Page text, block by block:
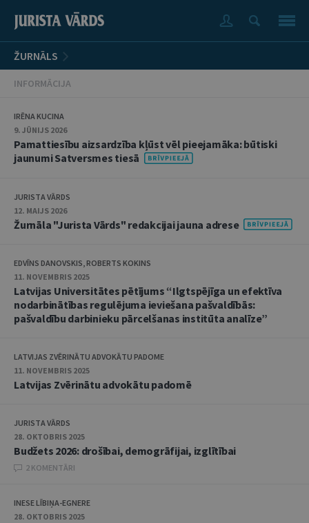
ŽURNĀLS
INFORMĀCIJA
IRĒNA KUCINA
9. JŪNIJS 2026
Pamattiesību aizsardzība kļūst vēl pieejamāka: būtiski
jaunumi Satversmes tiesā
JURISTA VĀRDS
12. MAIJS 2026
Žurnāla "Jurista Vārds" redakcijai jauna adrese
EDVĪNS DANOVSKIS, ROBERTS KOKINS
11. NOVEMBRIS 2025
Latvijas Universitātes pētījums “Ilgtspējīga un efektīva
nodarbinātības regulējuma ieviešana pašvaldībās:
pašvaldību darbinieku pārcelšanas institūta analīze”
LATVIJAS ZVĒRINĀTU ADVOKĀTU PADOME
11. NOVEMBRIS 2025
Latvijas Zvērinātu advokātu padomē
JURISTA VĀRDS
28. OKTOBRIS 2025
Budžets 2026: drošībai, demogrāfijai, izglītībai
2 KOMENTĀRI
INESE LĪBIŅA-EGNERE
28. OKTOBRIS 2025